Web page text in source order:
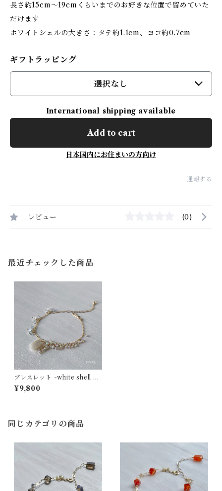
長さ約15cm～19cmくらいまでのお好きな位置で留めていた
だけます
ホワイトシェルの大きさ：タテ約1.1cm、ヨコ約0.7cm
ギフトラッピング
選択なし
International shipping available
Add to cart
日本国内にお住まいの方向け
通報する
レビュー (0)
最近チェックした商品
ブレスレット -white shell bo
uquet- ホワイトシェル×エチ
オピアンオパール×レインボー
¥9,800
同じカテゴリの商品